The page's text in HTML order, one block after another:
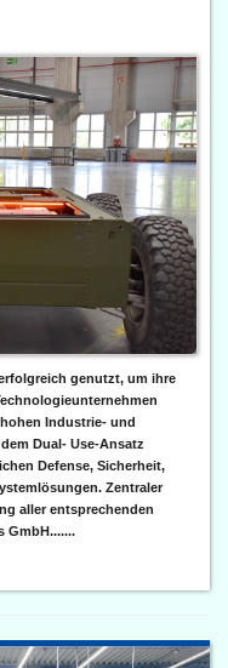
genutzt, um ihre
Industrie- und
Dual- Use-Ansatz
Defense, Sicherheit,
Zentraler
aller entsprechenden
GmbH.......